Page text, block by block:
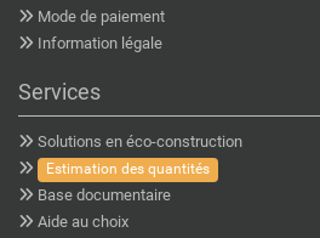
Mode de paiement
Information légale
Services
Solutions en éco-construction
Estimation des quantités
Base documentaire
Aide au choix